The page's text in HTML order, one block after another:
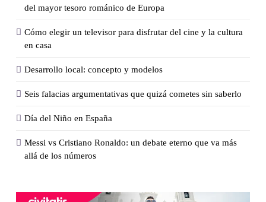
del mayor tesoro románico de Europa
Cómo elegir un televisor para disfrutar del cine y la cultura
en casa
Desarrollo local: concepto y modelos
Seis falacias argumentativas que quizá cometes sin saberlo
Día del Niño en España
Messi vs Cristiano Ronaldo: un debate eterno que va más
allá de los números